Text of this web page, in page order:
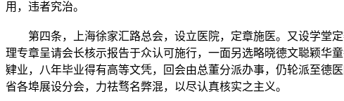
用，违者究治。
第四条，上海徐家汇路总会，设立医院，定章施医。又设学堂定
理专章呈请会长核示报告于众认可施行，一面另选略晓德文聪颖华
肄业，八年毕业得有高等文凭，回会由总董分派办事，仍轮派至德
省各埠展设分会，力祛骛名弊混，以尽认真核实之主义。